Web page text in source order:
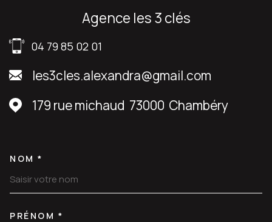
agence les 3 clés
04 79 85 02 01
les3cles.alexandra@gmail.com
179 rue michaud 73000 Chambéry
NOM *
PRÉNOM *